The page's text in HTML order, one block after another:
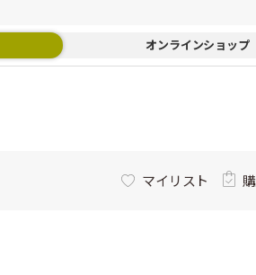
オンラインショップ
マイリスト